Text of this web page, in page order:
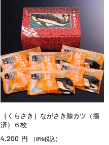
［くらさき］ながさき鯨カツ（揚
済）６枚
4,200 円 （8%税込）